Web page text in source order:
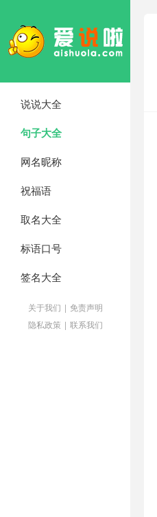
说说大全
句子大全
网名昵称
祝福语
取名大全
标语口号
签名大全
关于我们 | 免责声明
隐私政策 | 联系我们